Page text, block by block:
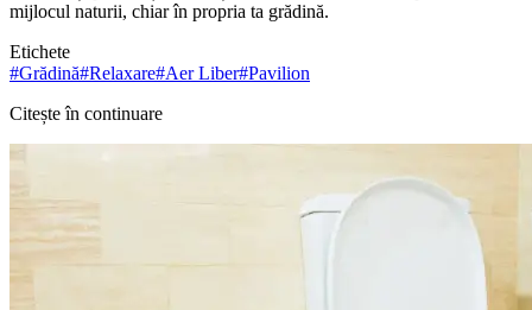
mijlocul naturii, chiar în propria ta grădină.
Etichete
#Grădină#Relaxare#Aer Liber#Pavilion
Citește în continuare